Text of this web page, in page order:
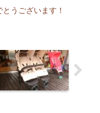
うございます！